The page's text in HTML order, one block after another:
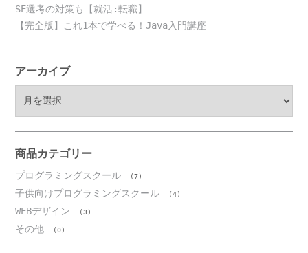
SE選考の対策も【就活:転職】
【完全版】これ1本で学べる！Java入門講座
アーカイブ
ブ
商品カテゴリー
プログラミングスクール (7)
子供向けプログラミングスクール (4)
WEBデザイン (3)
その他 (0)